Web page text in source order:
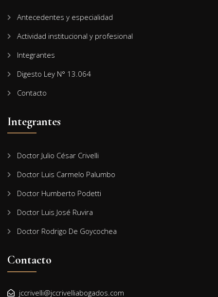
Antecedentes y especialidad
Actividad institucional y profesional
Integrantes
Digesto Ley N° 13.064
Contacto
Integrantes
Doctor Julio César Crivelli
Doctor Luis Carmelo Palumbo
Doctor Humberto Podetti
Doctor Luis José Ruvira
Doctor Rodrigo De Goycochea
Contacto
jccrivelli@jccrivelliabogados.com